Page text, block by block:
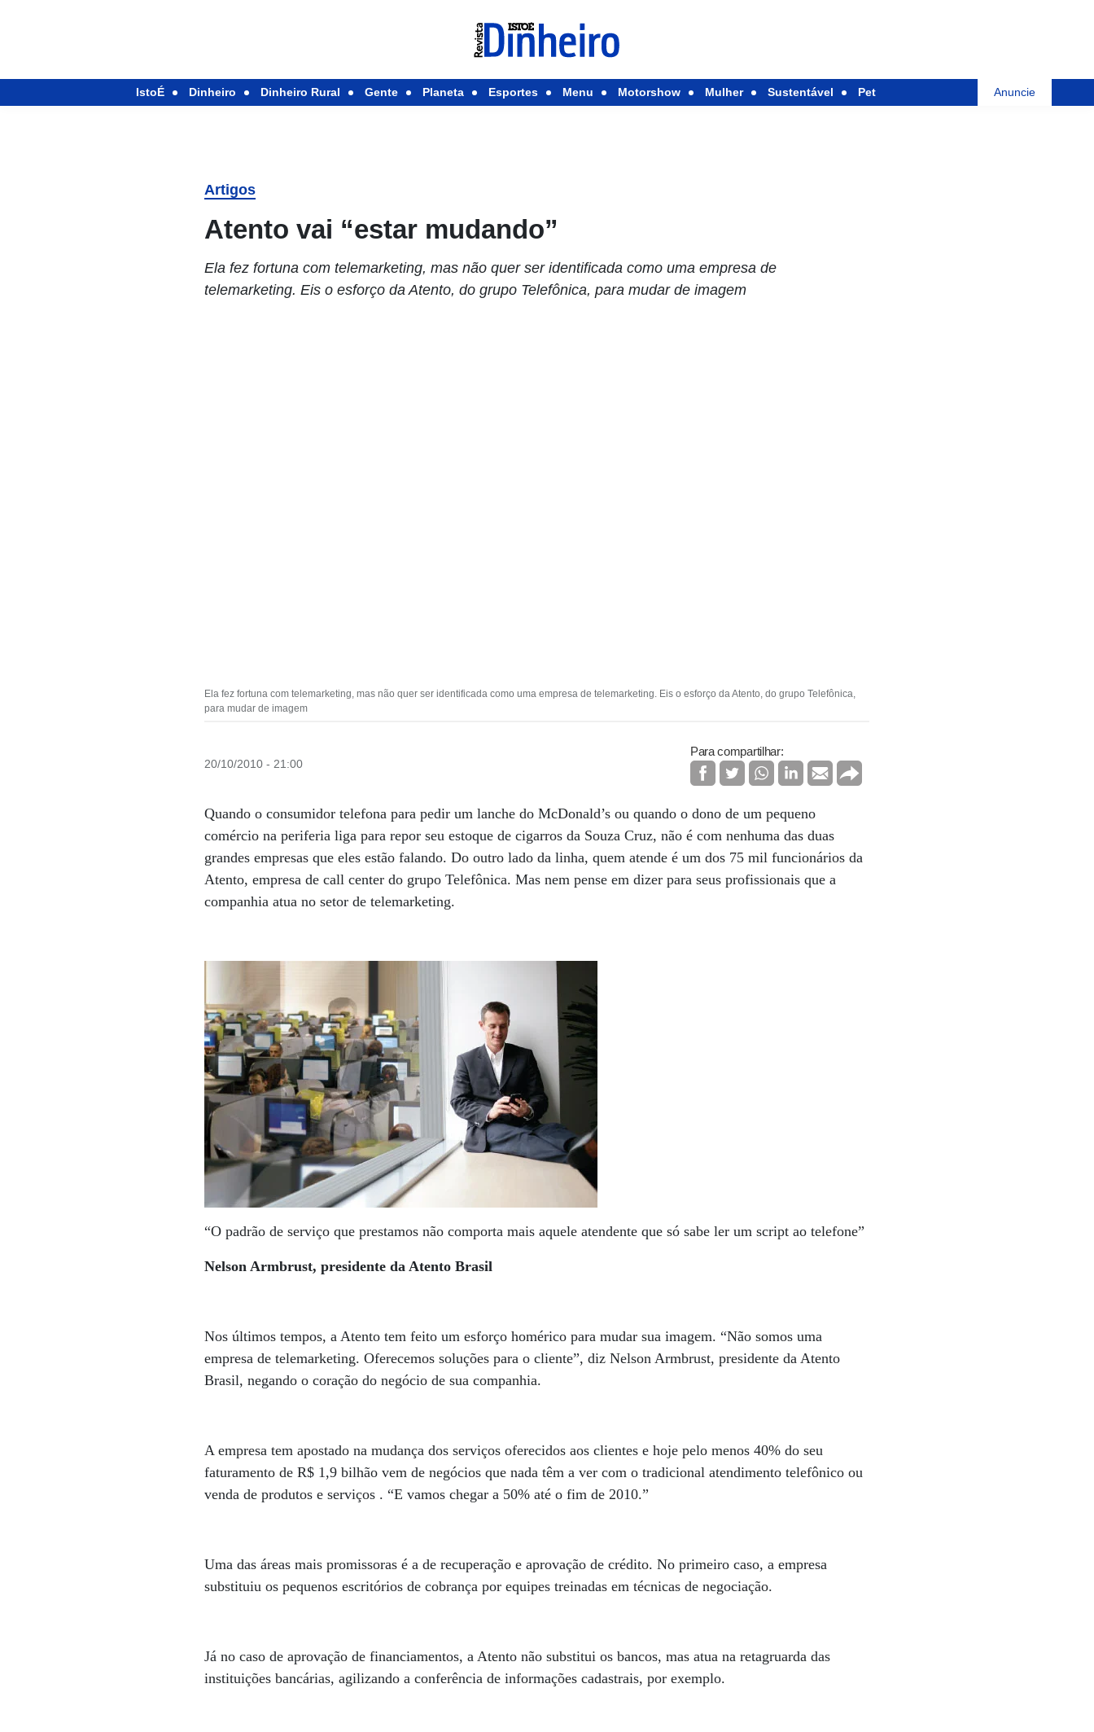
IstoÉ Dinheiro Dinheiro Rural Gente Planeta Esportes Menu Motorshow Mulher Sustentável Pet Anuncie
Artigos
Atento vai “estar mudando”
Ela fez fortuna com telemarketing, mas não quer ser identificada como uma empresa de
telemarketing. Eis o esforço da Atento, do grupo Telefônica, para mudar de imagem
Ela fez fortuna com telemarketing, mas não quer ser identificada como uma empresa de telemarketing. Eis o esforço da Atento, do grupo Telefônica,
para mudar de imagem
20/10/2010 - 21:00
Para compartilhar:
Quando o consumidor telefona para pedir um lanche do McDonald’s ou quando o dono de um pequeno
comércio na periferia liga para repor seu estoque de cigarros da Souza Cruz, não é com nenhuma das duas
grandes empresas que eles estão falando. Do outro lado da linha, quem atende é um dos 75 mil funcionários da
Atento, empresa de call center do grupo Telefônica. Mas nem pense em dizer para seus profissionais que a
companhia atua no setor de telemarketing.
“O padrão de serviço que prestamos não comporta mais aquele atendente que só sabe ler um script ao telefone”
Nelson Armbrust, presidente da Atento Brasil
Nos últimos tempos, a Atento tem feito um esforço homérico para mudar sua imagem. “Não somos uma
empresa de telemarketing. Oferecemos soluções para o cliente”, diz Nelson Armbrust, presidente da Atento
Brasil, negando o coração do negócio de sua companhia.
A empresa tem apostado na mudança dos serviços oferecidos aos clientes e hoje pelo menos 40% do seu
faturamento de R$ 1,9 bilhão vem de negócios que nada têm a ver com o tradicional atendimento telefônico ou
venda de produtos e serviços . “E vamos chegar a 50% até o fim de 2010.”
Uma das áreas mais promissoras é a de recuperação e aprovação de crédito. No primeiro caso, a empresa
substituiu os pequenos escritórios de cobrança por equipes treinadas em técnicas de negociação.
Já no caso de aprovação de financiamentos, a Atento não substitui os bancos, mas atua na retagruarda das
instituições bancárias, agilizando a conferência de informações cadastrais, por exemplo.